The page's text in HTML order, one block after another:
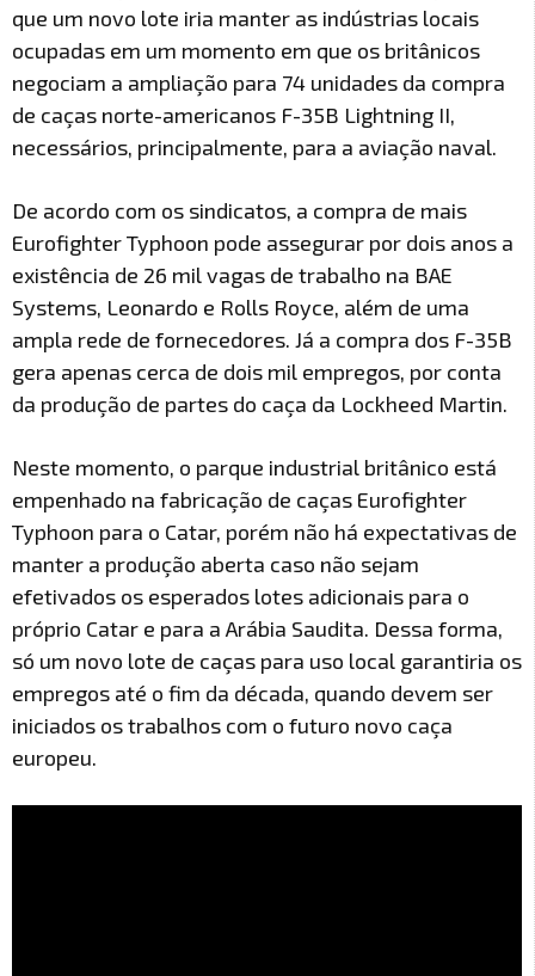
que um novo lote iria manter as indústrias locais
ocupadas em um momento em que os britânicos
negociam a ampliação para 74 unidades da compra
de caças norte-americanos F-35B Lightning II,
necessários, principalmente, para a aviação naval.
De acordo com os sindicatos, a compra de mais
Eurofighter Typhoon pode assegurar por dois anos a
existência de 26 mil vagas de trabalho na BAE
Systems, Leonardo e Rolls Royce, além de uma
ampla rede de fornecedores. Já a compra dos F-35B
gera apenas cerca de dois mil empregos, por conta
da produção de partes do caça da Lockheed Martin.
Neste momento, o parque industrial britânico está
empenhado na fabricação de caças Eurofighter
Typhoon para o Catar, porém não há expectativas de
manter a produção aberta caso não sejam
efetivados os esperados lotes adicionais para o
próprio Catar e para a Arábia Saudita. Dessa forma,
só um novo lote de caças para uso local garantiria os
empregos até o fim da década, quando devem ser
iniciados os trabalhos com o futuro novo caça
europeu.